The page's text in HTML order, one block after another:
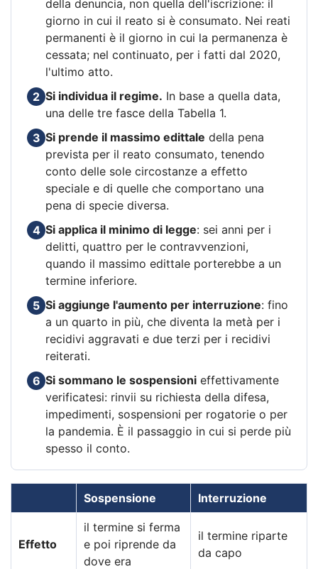
della denuncia, non quella dell'iscrizione: il
giorno in cui il reato si è consumato. Nei reati
permanenti è il giorno in cui la permanenza è
cessata; nel continuato, per i fatti dal 2020,
l'ultimo atto.
2 Si individua il regime. In base a quella data,
una delle tre fasce della Tabella 1.
3 Si prende il massimo edittale della pena
prevista per il reato consumato, tenendo
conto delle sole circostanze a effetto
speciale e di quelle che comportano una
pena di specie diversa.
4 Si applica il minimo di legge: sei anni per i
delitti, quattro per le contravvenzioni,
quando il massimo edittale porterebbe a un
termine inferiore.
5 Si aggiunge l'aumento per interruzione: fino
a un quarto in più, che diventa la metà per i
recidivi aggravati e due terzi per i recidivi
reiterati.
6 Si sommano le sospensioni effettivamente
verificatesi: rinvii su richiesta della difesa,
impedimenti, sospensioni per rogatorie o per
la pandemia. È il passaggio in cui si perde più
spesso il conto.
Sospensione Interruzione
Effetto
il termine si ferma
e poi riprende da
dove era
il termine riparte
da capo